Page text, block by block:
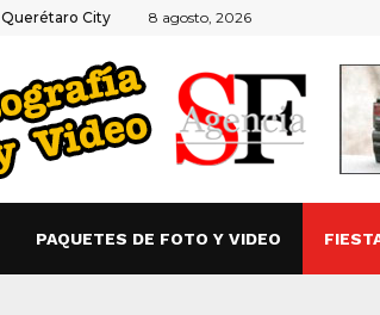
Querétaro City 8 agosto, 2026
PAQUETES DE FOTO Y VIDEO